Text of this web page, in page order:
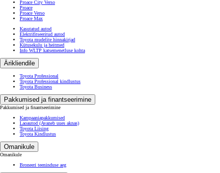
Proace City Verso
Proace
Proace Verso
Proace Max
Kasutatud autod
Elektrifitseeritud autod
Toyota mudelite hinnakirjad
Kütusekulu ja heitmed
Info WLTP katsemenetluse kohta
Ärikliendile
Toyota Professional
Toyota Professional kindlustus
Toyota Business
Pakkumised ja finantseerimine
Pakkumised ja finantseerimine
Kampaaniapakkumised
Laoautod (Avaneb uues aknas)
Toyota Liising
Toyota Kindlustus
Omanikule
Omanikule
Broneeri teeninduse aeg